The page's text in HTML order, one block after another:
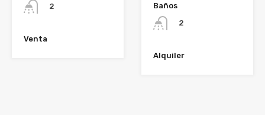
2
Venta
Baños
2
Alquiler